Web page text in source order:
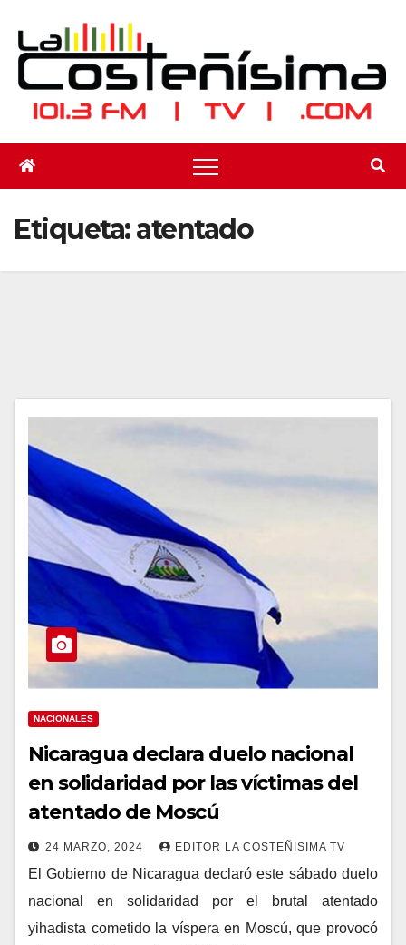
contenido
Etiqueta:atentado
NACIONALES
Nicaragua declara duelo nacional
en solidaridad por las víctimas del
atentado de Moscú
24 MARZO, 2024 EDITOR LA COSTEÑISIMA TV
El Gobierno de Nicaragua declaró este sábado duelo
nacional en solidaridad por el brutal atentado
yihadista cometido la víspera en Moscú, que provocó